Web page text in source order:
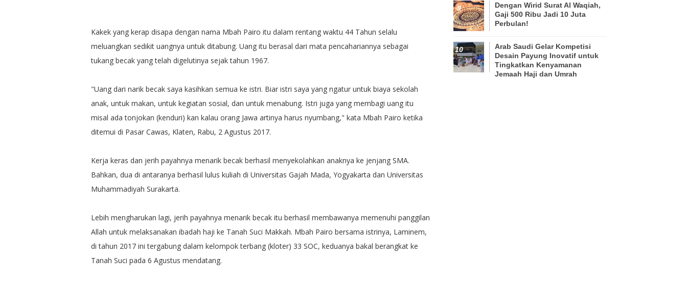
Kakek yang kerap disapa dengan nama Mbah Pairo itu dalam rentang waktu 44 Tahun selalu
meluangkan sedikit uangnya untuk ditabung. Uang itu berasal dari mata pencahariannya sebagai
tukang becak yang telah digelutinya sejak tahun 1967.
"Uang dari narik becak saya kasihkan semua ke istri. Biar istri saya yang ngatur untuk biaya sekolah
anak, untuk makan, untuk kegiatan sosial, dan untuk menabung. Istri juga yang membagi uang itu
misal ada tonjokan (kenduri) kan kalau orang Jawa artinya harus nyumbang," kata Mbah Pairo ketika
ditemui di Pasar Cawas, Klaten, Rabu, 2 Agustus 2017.
Kerja keras dan jerih payahnya menarik becak berhasil menyekolahkan anaknya ke jenjang SMA.
Bahkan, dua di antaranya berhasil lulus kuliah di Universitas Gajah Mada, Yogyakarta dan Universitas
Muhammadiyah Surakarta.
Lebih mengharukan lagi, jerih payahnya menarik becak itu berhasil membawanya memenuhi panggilan
Allah untuk melaksanakan ibadah haji ke Tanah Suci Makkah. Mbah Pairo bersama istrinya, Laminem,
di tahun 2017 ini tergabung dalam kelompok terbang (kloter) 33 SOC, keduanya bakal berangkat ke
Tanah Suci pada 6 Agustus mendatang.
Dengan Wirid Surat Al Waqiah,
Gaji 500 Ribu Jadi 10 Juta
Perbulan!
Arab Saudi Gelar Kompetisi
Desain Payung Inovatif untuk
Tingkatkan Kenyamanan
Jemaah Haji dan Umrah